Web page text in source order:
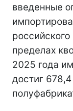
введенные
пределах
2025 года
достиг